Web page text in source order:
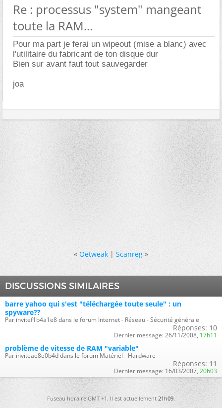
Re : processus "system" mangeant
toute la RAM...
Pour ma part je ferai un wipeout (mise a blanc) avec
l'utilitaire du fabricant de ton disque dur
Bien sur avant faut tout sauvegarder
joa
« Oetweak|Scanreg »
DISCUSSIONS SIMILAIRES
barre yahoo qui s'est "téléchargée toute seule" : un
spyware??
Par invitef1b4a1e8 dans le forum Internet - Réseau - Sécurité générale
Réponses: 10
Dernier message: 26/11/2008, 17h11
problème de vitesse de RAM "variable"
Par inviteae8e0b4d dans le forum Matériel - Hardware
Réponses: 11
Dernier message: 16/03/2007, 20h03
Fuseau horaire GMT +1. Il est actuellement21h09.